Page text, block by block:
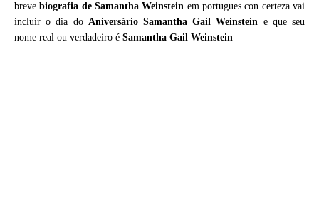
brevebiografia deSamantha Weinstein em portugues con certeza vai
incluir o dia do Aniversário Samantha Gail Weinstein e que seu
nome real ou verdadeiro é Samantha Gail Weinstein